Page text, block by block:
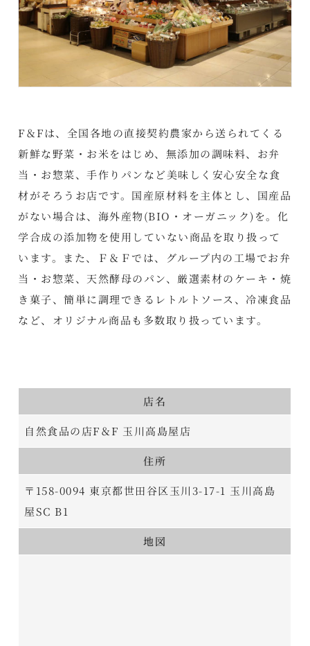
F＆Fは、全国各地の直接契約農家から送られてくる
新鮮な野菜・お米をはじめ、無添加の調味料、お弁
当・お惣菜、手作りパンなど美味しく安心安全な食
材がそろうお店です。国産原材料を主体とし、国産品
がない場合は、海外産物(BIO・オーガニック)を。化
学合成の添加物を使用していない商品を取り扱って
います。また、Ｆ＆Ｆでは、グループ内の工場でお弁
当・お惣菜、天然酵母のパン、厳選素材のケーキ・焼
き菓子、簡単に調理できるレトルトソース、冷凍食品
など、オリジナル商品も多数取り扱っています。
店名
自然食品の店F＆F 玉川高島屋店
住所
〒158-0094 東京都世田谷区玉川3-17-1 玉川高島
屋SC B1
地図